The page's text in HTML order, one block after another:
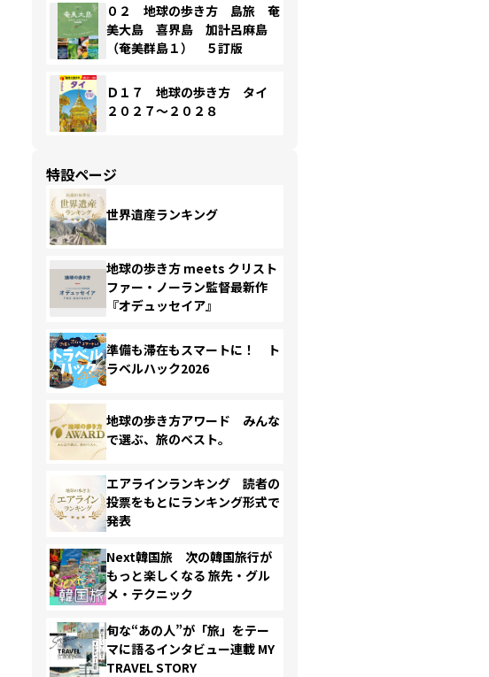
０２ 地球の歩き方 島旅 奄
美大島 喜界島 加計呂麻島
（奄美群島１） ５訂版
Ｄ１７ 地球の歩き方 タイ
２０２７～２０２８
特設ページ
世界遺産ランキング
地球の歩き方 meets クリスト
ファー・ノーラン監督最新作
『オデュッセイア』
準備も滞在もスマートに！ ト
ラベルハック2026
地球の歩き方アワード みんな
で選ぶ、旅のベスト。
エアラインランキング 読者の
投票をもとにランキング形式で
発表
Next韓国旅 次の韓国旅行が
もっと楽しくなる 旅先・グル
メ・テクニック
旬な“あの人”が「旅」をテー
マに語るインタビュー連載 MY
TRAVEL STORY